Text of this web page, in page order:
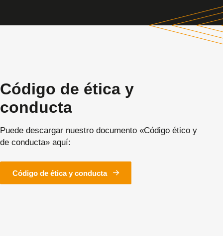
Código de ética y
conducta
Puede descargar nuestro documento «Código ético y
de conducta» aquí:
Código de ética y conducta